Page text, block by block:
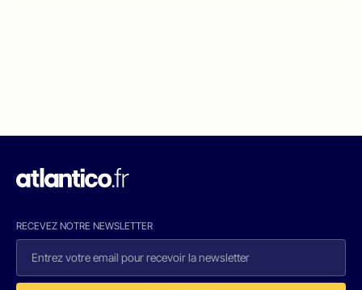
RECEVEZ NOTRE NEWSLETTER